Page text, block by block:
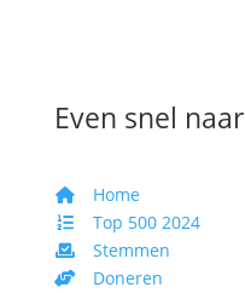
Even snel naar
Home
Top 500 2024
Stemmen
Doneren